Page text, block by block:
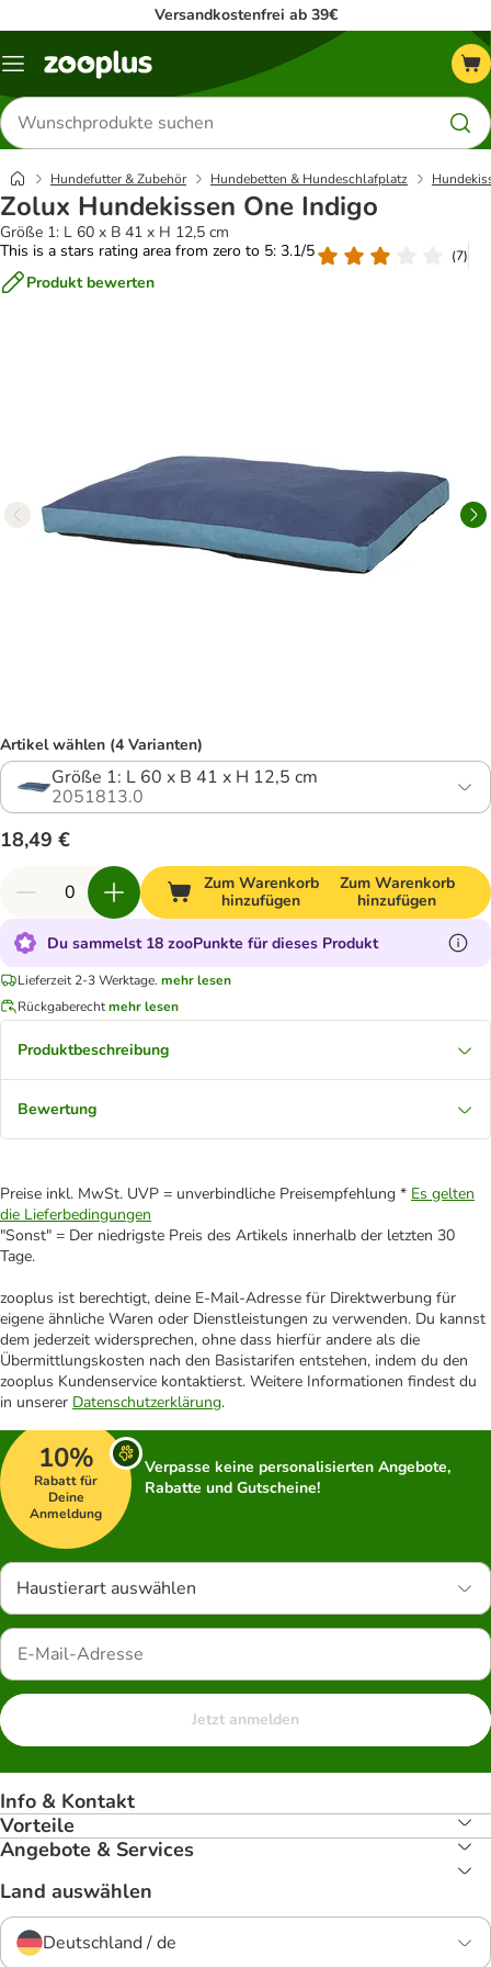
Versandkostenfrei ab 39€
Menü
Produkte
suchen
Hundefutter & Zubehör Hundebetten & Hundeschlafplatz
Zolux Hundekissen One Indigo
Größe 1: L 60 x B 41 x H 12,5 cm
This is a stars rating area from zero to 5: 3.1/5
(7)
Produkt bewerten
Artikel wählen (4 Varianten)
Größe 1: L 60 x B 41 x H 12,5 cm
2051813.0
18,49 €
Zum Warenkorb
hinzufügen
Zum Warenkorb
hinzufügen
Du sammelst 18 zooPunkte für dieses Produkt
Lieferzeit 2-3 Werktage. mehr lesen
Rückgaberechtmehr lesen
Produktbeschreibung
Bewertung
Preise inkl. MwSt. UVP = unverbindliche Preisempfehlung * Es gelten
die Lieferbedingungen
"Sonst" = Der niedrigste Preis des Artikels innerhalb der letzten 30
Tage.
zooplus ist berechtigt, deine E-Mail-Adresse für Direktwerbung für
eigene ähnliche Waren oder Dienstleistungen zu verwenden. Du kannst
dem jederzeit widersprechen, ohne dass hierfür andere als die
Übermittlungskosten nach den Basistarifen entstehen, indem du den
zooplus Kundenservice kontaktierst. Weitere Informationen findest du
in unserer Datenschutzerklärung.
10%
Rabatt für
Deine
Anmeldung
Verpasse keine personalisierten Angebote,
Rabatte und Gutscheine!
Haustierart auswählen
Jetzt anmelden
Info & Kontakt
Vorteile
Angebote & Services
Land auswählen
Deutschland / de